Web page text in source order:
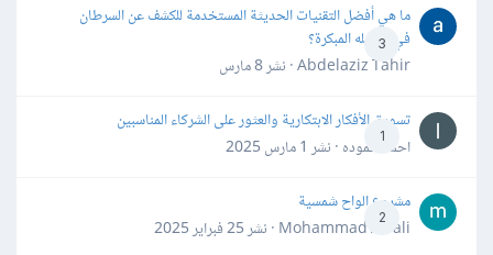
3
ما هي أفضل التقنيات الحديثة المستخدمة للكشف عن السرطان
في مراحله المبكرة؟
Abdelaziz Tahir · نشر
8 مارس
1
تسويق الأفكار الابتكارية والعثور على الشركاء المناسبين
احمد حموده · نشر 1 مارس 2025
2
مشروع الواح شمسية
Mohammad Awali · نشر
25 فبراير 2025